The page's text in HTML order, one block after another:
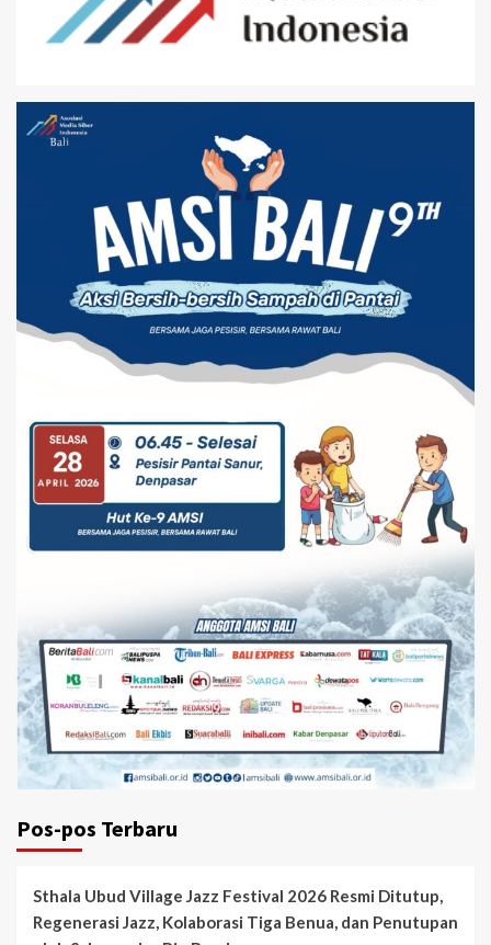
Pos-pos Terbaru
Sthala Ubud Village Jazz Festival 2026 Resmi Ditutup,
Regenerasi Jazz, Kolaborasi Tiga Benua, dan Penutupan